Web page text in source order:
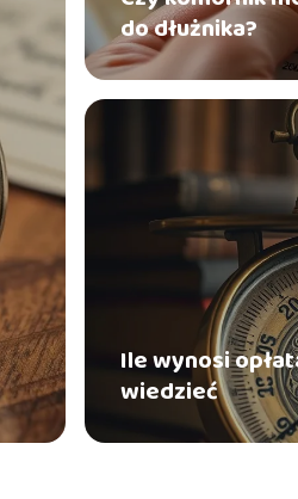
do dłużnika?
Ile wynosi
wiedzieć